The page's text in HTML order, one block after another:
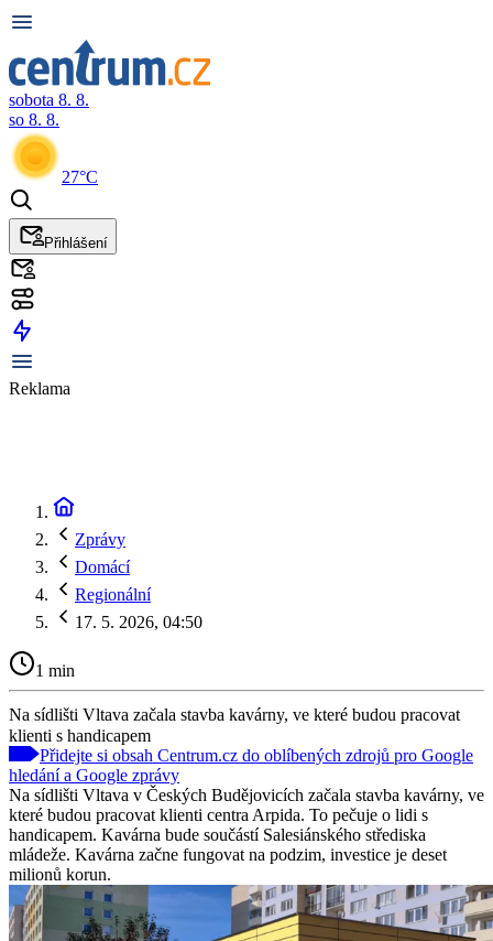
sobota 8. 8.
so 8. 8.
27°C
Přihlášení
Reklama
Zprávy
Domácí
Regionální
17. 5. 2026, 04:50
1 min
Na sídlišti Vltava začala stavba kavárny, ve které budou pracovat
klienti s handicapem
Přidejte si obsah Centrum.cz do oblíbených zdrojů pro Google
hledání a Google zprávy
Na sídlišti Vltava v Českých Budějovicích začala stavba kavárny, ve
které budou pracovat klienti centra Arpida. To pečuje o lidi s
handicapem. Kavárna bude součástí Salesiánského střediska
mládeže. Kavárna začne fungovat na podzim, investice je deset
milionů korun.